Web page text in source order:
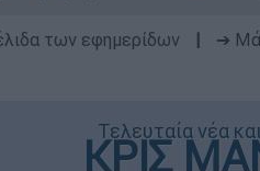
των εφημερίδων ➔
Τελευταία νέα
ΚΡΙΣ